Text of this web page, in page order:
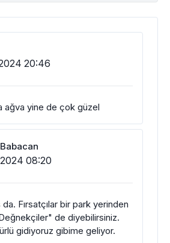
20:46
ağva yine de çok güzel
08:20
Fırsatçılar bir park yerinden
de diyebilirsiniz.
gidiyoruz gibime geliyor.